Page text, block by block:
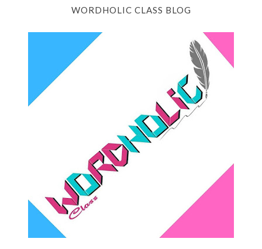
WORDHOLIC CLASS BLOG